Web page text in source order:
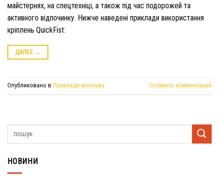
майстернях, на спецтехніці, а також під час подорожей та
активного відпочинку. Нижче наведені приклади використання
кріплень QuickFist:
ДАЛЕЕ →
Опубликовано в Приклади монтажу Оставить комментарий
НОВИНИ